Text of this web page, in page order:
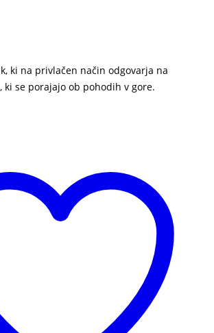
ki na privlačen način odgovarja na
ki se porajajo ob pohodih v gore.